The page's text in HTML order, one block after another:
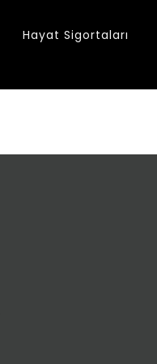
Hayat Sigortaları